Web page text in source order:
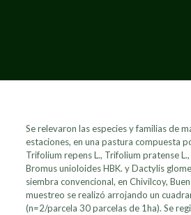
Se relevaron las especies y familias de
estaciones, en una pastura compuesta
Trifolium repens L., Trifolium pratense
Bromus unioloides HBK. y Dactylis
siembra convencional, en Chivilcoy,
muestreo se realizó arrojando un
(n=2/parcela 30 parcelas de 1ha). Se